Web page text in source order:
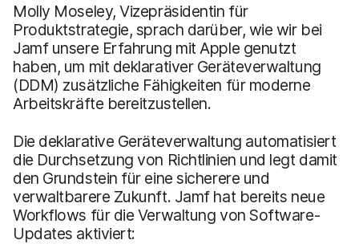
Molly Moseley, Vizepräsidentin für
Produktstrategie, sprach darüber, wie wir bei
Jamf unsere Erfahrung mit Apple genutzt
haben, um mit deklarativer Geräteverwaltung
(DDM) zusätzliche Fähigkeiten für moderne
Arbeitskräfte bereitzustellen.
Die deklarative Geräteverwaltung automatisiert
die Durchsetzung von Richtlinien und legt damit
den Grundstein für eine sicherere und
verwaltbarere Zukunft. Jamf hat bereits neue
Workflows für die Verwaltung von Software-
Updates aktiviert: